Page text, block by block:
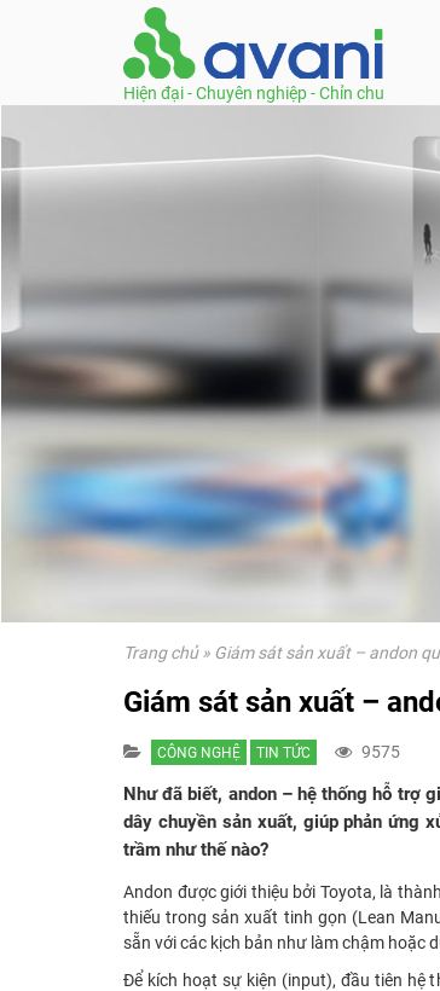
Hiện đại - Chuyên nghiệp - Chỉn chu
Trang chủ» Giám sát sản xuất – andon
Giám sát sản xuất –
CÔNG NGHỆ TIN TỨC 9575
Như đã biết, andon – hệ thống hỗ trợ
dây chuyền sản xuất, giúp phản ứng
trầm như thế nào?
Andon được giới thiệu bởi Toyota, là
thiếu trong sản xuất tinh gọn (Lean
sẵn với các kịch bản như làm chậm hoặc
Để kích hoạt sự kiện (input), đầu tiên hệ